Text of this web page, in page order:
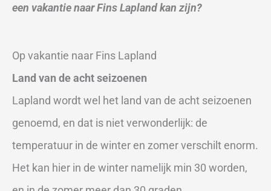
een vakantie naar Fins Lapland kan zijn?
Op vakantie naar Fins Lapland
Land van de acht seizoenen
Lapland wordt wel het land van de acht seizoenen
genoemd, en dat is niet verwonderlijk: de
temperatuur in de winter en zomer verschilt enorm.
Het kan hier in de winter namelijk min 30 worden,